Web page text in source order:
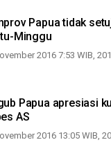
Papua tidak
Minggu
2016 7:53 WIB,
Papua apresiasi
AS
2016 13:05 WIB,